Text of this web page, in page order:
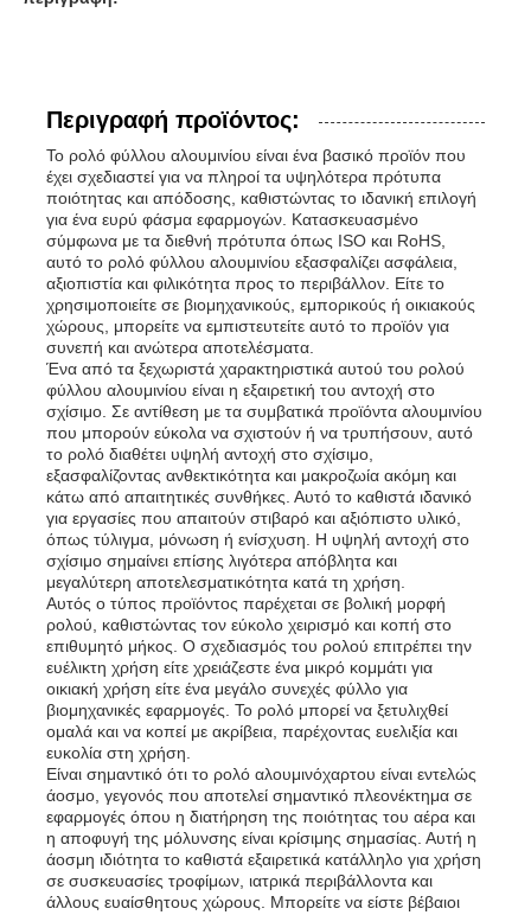
Αρχική
Προϊόντα
Σχετικά με εμάς
Ξενάγηση στο Εργοστάσιο
Ποιοτικός έλεγχος
Επικοινωνήστε μαζί μας
Ειδήσεις
Υποθέσεις
Ζητήστε μια προσφορά
Αλουμινίου
Περιγραφή προϊόντος:
Το ρολό φύλλου αλουμινίου είναι ένα βασικό προϊόν που
έχει σχεδιαστεί για να πληροί τα υψηλότερα πρότυπα
ποιότητας και απόδοσης, καθιστώντας το ιδανική επιλογή
για ένα ευρύ φάσμα εφαρμογών. Κατασκευασμένο
σύμφωνα με τα διεθνή πρότυπα όπως ISO και RoHS,
αυτό το ρολό φύλλου αλουμινίου εξασφαλίζει ασφάλεια,
αξιοπιστία και φιλικότητα προς το περιβάλλον. Είτε το
χρησιμοποιείτε σε βιομηχανικούς, εμπορικούς ή οικιακούς
χώρους, μπορείτε να εμπιστευτείτε αυτό το προϊόν για
συνεπή και ανώτερα αποτελέσματα.
Ένα από τα ξεχωριστά χαρακτηριστικά αυτού του ρολού
φύλλου αλουμινίου είναι η εξαιρετική του αντοχή στο
σχίσιμο. Σε αντίθεση με τα συμβατικά προϊόντα αλουμινίου
που μπορούν εύκολα να σχιστούν ή να τρυπήσουν, αυτό
το ρολό διαθέτει υψηλή αντοχή στο σχίσιμο,
εξασφαλίζοντας ανθεκτικότητα και μακροζωία ακόμη και
κάτω από απαιτητικές συνθήκες. Αυτό το καθιστά ιδανικό
για εργασίες που απαιτούν στιβαρό και αξιόπιστο υλικό,
όπως τύλιγμα, μόνωση ή ενίσχυση. Η υψηλή αντοχή στο
σχίσιμο σημαίνει επίσης λιγότερα απόβλητα και
μεγαλύτερη αποτελεσματικότητα κατά τη χρήση.
Αυτός ο τύπος προϊόντος παρέχεται σε βολική μορφή
ρολού, καθιστώντας τον εύκολο χειρισμό και κοπή στο
επιθυμητό μήκος. Ο σχεδιασμός του ρολού επιτρέπει την
ευέλικτη χρήση είτε χρειάζεστε ένα μικρό κομμάτι για
οικιακή χρήση είτε ένα μεγάλο συνεχές φύλλο για
βιομηχανικές εφαρμογές. Το ρολό μπορεί να ξετυλιχθεί
ομαλά και να κοπεί με ακρίβεια, παρέχοντας ευελιξία και
ευκολία στη χρήση.
Είναι σημαντικό ότι το ρολό αλουμινόχαρτου είναι εντελώς
άοσμο, γεγονός που αποτελεί σημαντικό πλεονέκτημα σε
εφαρμογές όπου η διατήρηση της ποιότητας του αέρα και
η αποφυγή της μόλυνσης είναι κρίσιμης σημασίας. Αυτή η
άοσμη ιδιότητα το καθιστά εξαιρετικά κατάλληλο για χρήση
σε συσκευασίες τροφίμων, ιατρικά περιβάλλοντα και
άλλους ευαίσθητους χώρους. Μπορείτε να είστε βέβαιοι